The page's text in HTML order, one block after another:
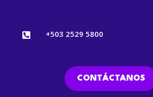
 +503 2529 5800
CONTÁCTANOS